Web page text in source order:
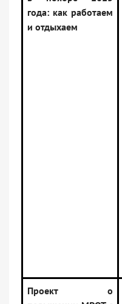
года: как работаем
и отдыхаем
Проект о